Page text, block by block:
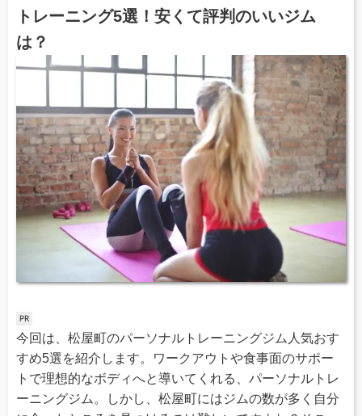
トレーニング5選！安くて評判のいいジム
は？
今回は、松屋町のパーソナルトレーニングジム人気おす
すめ5選を紹介します。ワークアウトや食事面のサポー
トで理想的なボディへと導いてくれる、パーソナルトレ
ーニングジム。しかし、松屋町にはジムの数が多く自分